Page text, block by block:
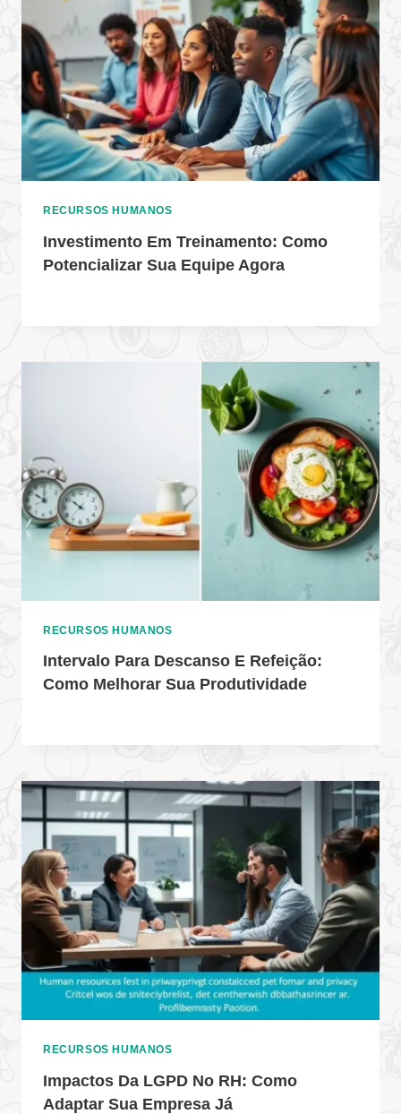
RECURSOS HUMANOS
Investimento Em Treinamento: Como
Potencializar Sua Equipe Agora
RECURSOS HUMANOS
Intervalo Para Descanso E Refeição:
Como Melhorar Sua Produtividade
RECURSOS HUMANOS
Impactos Da LGPD No RH: Como
Adaptar Sua Empresa Já